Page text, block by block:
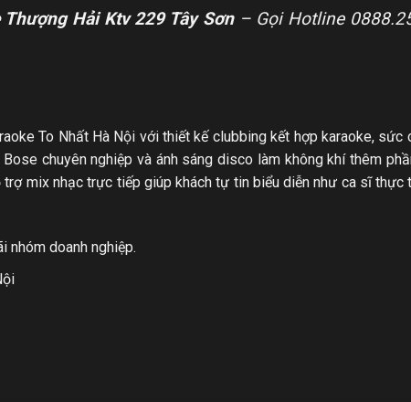
Thượng Hải Ktv 229 Tây Sơn– Gọi Hotline
To Nhất Hà Nội với thiết kế clubbing kết hợp karaoke, sức
chuyên nghiệp và ánh sáng disco làm không khí thêm
mix nhạc trực tiếp giúp khách tự tin biểu diễn như ca sĩ thực
nhóm doanh nghiệp.